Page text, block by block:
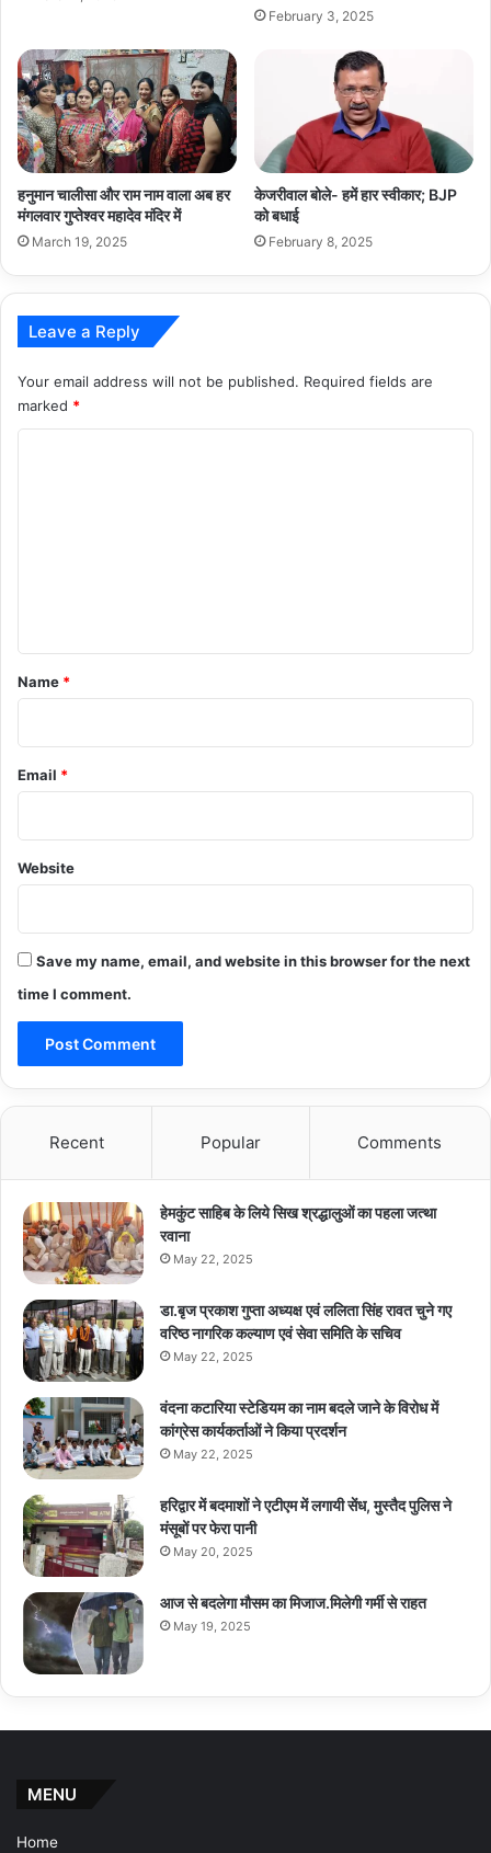
February 3, 2025
हनुमान चालीसा और राम नाम वाला अब हर
मंगलवार गुप्तेश्वर महादेव मंदिर में
March 19, 2025
केजरीवाल बोले- हमें हार स्वीकार; BJP
को बधाई
February 8, 2025
Leave a Reply
Your email address will not be published. Required fields are
marked *
*
Name *
Email *
Website
Save my name, email, and website in this browser for the next
time I comment.
Recent Popular Comments
हेमकुंट साहिब के लिये सिख श्रद्धालुओं का पहला जत्था
रवाना
May 22, 2025
डा.बृज प्रकाश गुप्ता अध्यक्ष एवं ललिता सिंह रावत चुने गए
वरिष्ठ नागरिक कल्याण एवं सेवा समिति के सचिव
May 22, 2025
वंदना कटारिया स्टेडियम का नाम बदले जाने के विरोध में
कांग्रेस कार्यकर्ताओं ने किया प्रदर्शन
May 22, 2025
हरिद्वार में बदमाशों ने एटीएम में लगायी सेंध, मुस्तैद पुलिस ने
मंसूबों पर फेरा पानी
May 20, 2025
आज से बदलेगा मौसम का मिजाज.मिलेगी गर्मी से राहत
May 19, 2025
MENU
Home